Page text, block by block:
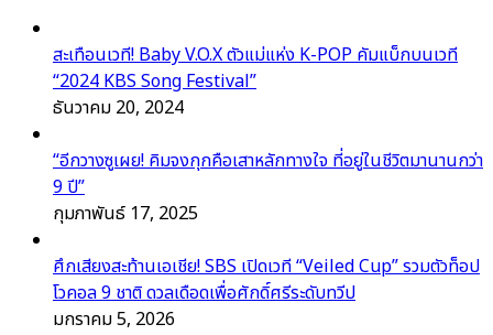
สะเทือนเวที! Baby V.O.X ตัวแม่แห่ง K-POP คัมแบ็กบนเวที
“2024 KBS Song Festival”
ธันวาคม 20, 2024
“อีกวางซูเผย! คิมจงกุกคือเสาหลักทางใจ ที่อยู่ในชีวิตมานานกว่า
9 ปี”
กุมภาพันธ์ 17, 2025
ศึกเสียงสะท้านเอเชีย! SBS เปิดเวที “Veiled Cup” รวมตัวท็อป
โวคอล 9 ชาติ ดวลเดือดเพื่อศักดิ์ศรีระดับทวีป
มกราคม 5, 2026